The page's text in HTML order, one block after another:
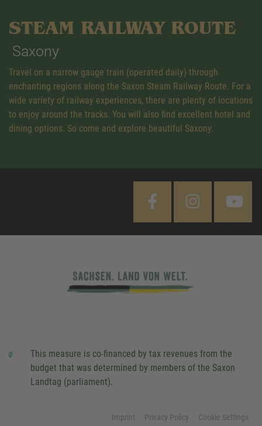
STEAM RAILWAY ROUTE
Saxony
Travel on a narrow gauge train (operated daily) through
enchanting regions along the Saxon Steam Railway Route. For a
wide variety of railway experiences, there are plenty of locations
to enjoy around the tracks. You will also find excellent hotel and
dining options. So come and explore beautiful Saxony.
This measure is co-financed by tax revenues from the
budget that was determined by members of the Saxon
Landtag (parliament).
Imprint Privacy Policy Cookie Settings